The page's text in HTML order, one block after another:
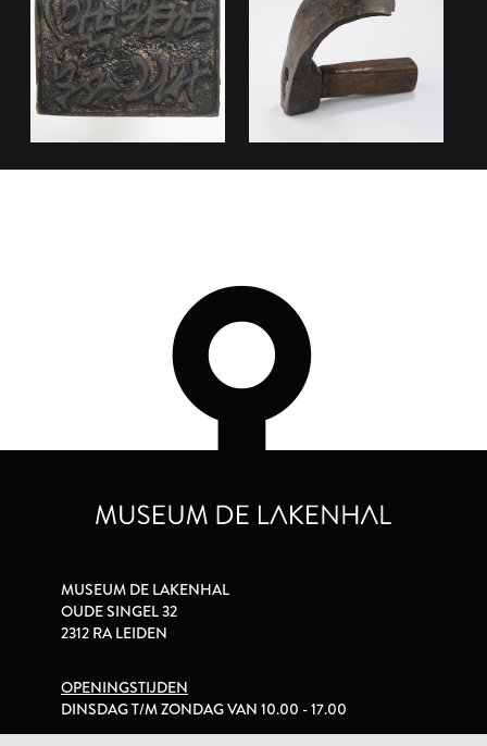
MUSEUM DE LAKENHAL
OUDE SINGEL 32
2312 RA LEIDEN
OPENINGSTIJDEN
DINSDAG T/M ZONDAG VAN 10.00 - 17.00